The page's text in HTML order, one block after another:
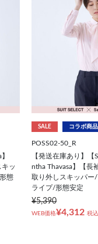
ッ
態
SALE コラボ商品
POSS02-50_R
【発送在庫あり】【
ntha Thavasa】【長
取り外しスキッパー
ライプ/形態安定
¥5,390
WEB価格¥4,312 税込